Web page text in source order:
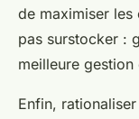
de maximiser les
pas surstocker :
meilleure
Enfin,